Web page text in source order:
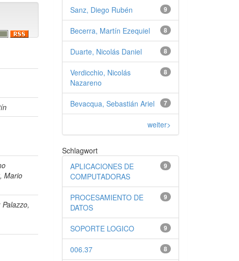
Mario
9
Sanz, Diego Rubén
8
Becerra, Martín Ezequiel
8
Duarte, Nicolás Daniel
8
Verdicchio, Nicolás
Nazareno
7
Bevacqua, Sebastián Ariel
weiter>
Schlagwort
9
APLICACIONES DE
COMPUTADORAS
9
PROCESAMIENTO DE
DATOS
9
SOPORTE LOGICO
8
006.37